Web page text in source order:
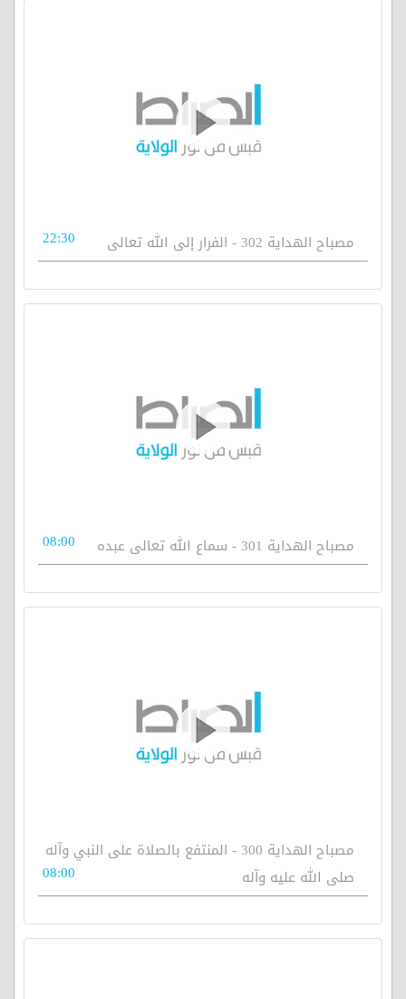
مصباح الهداية 302 - الفرار إلى الله تعالى 22:30
مصباح الهداية 301 - سماع الله تعالى عبده 08:00
مصباح الهداية 300 - المنتفع بالصلاة على النبي وآله
صلى الله عليه وآله
08:00